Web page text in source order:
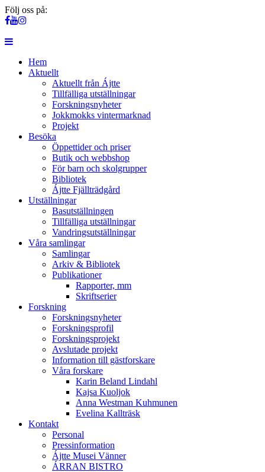
Följ oss på:
Hem
Aktuellt
Aktuellt från Ájtte
Tillfälliga utställningar
Forskningsnyheter
Jokkmokks vintermarknad
Projekt
Besöka
Öppettider och priser
Butik och webbshop
För barn och skolgrupper
Bibliotek
Ájtte Fjällträdgård
Utställningar
Basutställningen
Tillfälliga utställningar
Vandringsutställningar
Våra samlingar
Samlingar
Arkiv & Bibliotek
Publikationer
Rapporter, mm
Skriftserier
Forskning
Forskningsnyheter
Forskningsprofil
Forskningsprojekt
Avslutade projekt
Information till gästforskare
Våra forskare
Karin Beland Lindahl
Kajsa Kuoljok
Anna Westman Kuhmunen
Evelina Kallträsk
Kontakt
Personal
Pressinformation
Ájtte Musei Vänner
ÁRRAN BISTRO